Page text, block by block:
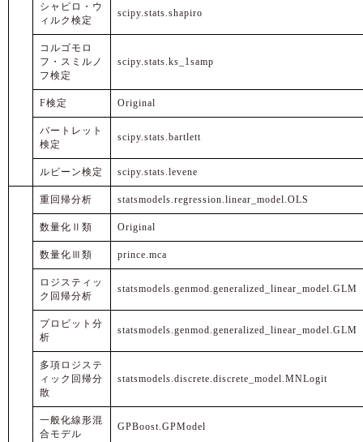
シャピロ・ウ
ィルク検定
scipy.stats.shapiro
コルゴモロ
フ・スミルノ
フ検定
scipy.stats.ks_1samp
F検定 Original
バートレット
検定
scipy.stats.bartlett
ルビーン検定 scipy.stats.levene
重回帰分析 statsmodels.regression.linear_model.OLS
数量化Ⅱ類 Original
数量化Ⅲ類 prince.mca
ロジスティッ
ク回帰分析
statsmodels.genmod.generalized_linear_model.GLM
プロビット分
析
statsmodels.genmod.generalized_linear_model.GLM
多項ロジステ
ィック回帰分
散
statsmodels.discrete.discrete_model.MNLogit
一般化線形混
合モデル
GPBoost.GPModel